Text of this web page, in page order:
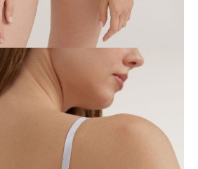
кружева поможет создать
вам ощущение комфорта на весь
декольте
широкая ажурная тесьма для удобной
декоративные канты
бретели
после многочисленных стирок при